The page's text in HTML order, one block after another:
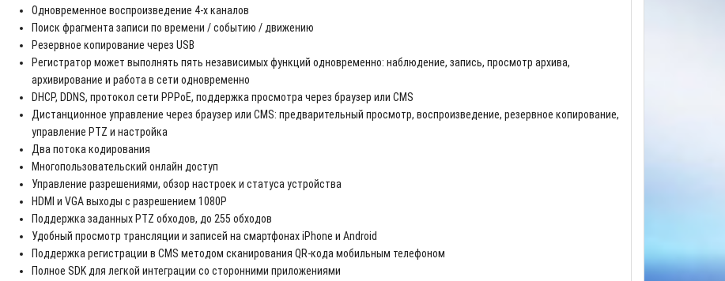
Одновременное воспроизведение 4-х каналов
Поиск фрагмента записи по времени / событию / движению
Резервное копирование через USB
Регистратор может выполнять пять независимых функций одновременно: наблюдение, запись, просмотр архива,
архивирование и работа в сети одновременно
DHCP, DDNS, протокол сети PPPoE, поддержка просмотра через браузер или CMS
Дистанционное управление через браузер или CMS: предварительный просмотр, воспроизведение, резервное копирование,
управление PTZ и настройка
Два потока кодирования
Многопользовательский онлайн доступ
Управление разрешениями, обзор настроек и статуса устройства
HDMI и VGA выходы с разрешением 1080P
Поддержка заданных PTZ обходов, до 255 обходов
Удобный просмотр трансляции и записей на смартфонах iPhone и Android
Поддержка регистрации в CMS методом сканирования QR-кода мобильным телефоном
Полное SDK для легкой интеграции со сторонними приложениями